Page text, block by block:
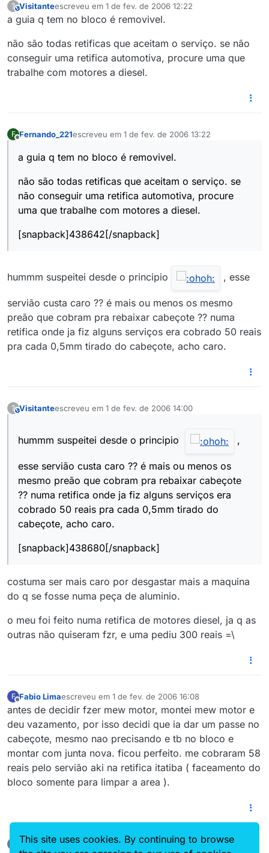
?This user is from outside of this forum
Visitanteescreveu em 1 de fev. de 2006 12:22
última edição por 2 de jan. de 2006 07:22
a guia q tem no bloco é removivel.
não são todas retificas que aceitam o serviço. se não
conseguir uma retifica automotiva, procure uma que
trabalhe com motores a diesel.
F Fernando_221escreveu em 1 de fev. de 2006 13:22
última edição por
a guia q tem no bloco é removivel.
não são todas retificas que aceitam o serviço. se
não conseguir uma retifica automotiva, procure
uma que trabalhe com motores a diesel.
[snapback]438642[/snapback]
hummm suspeitei desde o principio , esse
servião custa caro ?? é mais ou menos os mesmo
preão que cobram pra rebaixar cabeçote ?? numa
retifica onde ja fiz alguns serviços era cobrado 50 reais
pra cada 0,5mm tirado do cabeçote, acho caro.
?This user is from outside of this forum
Visitanteescreveu em 1 de fev. de 2006 14:00
última edição por
hummm suspeitei desde o principio ,
esse servião custa caro ?? é mais ou menos os
mesmo preão que cobram pra rebaixar cabeçote
?? numa retifica onde ja fiz alguns serviços era
cobrado 50 reais pra cada 0,5mm tirado do
cabeçote, acho caro.
[snapback]438680[/snapback]
costuma ser mais caro por desgastar mais a maquina
do q se fosse numa peça de aluminio.
o meu foi feito numa retifica de motores diesel, ja q as
outras não quiseram fzr, e uma pediu 300 reais =\
F
Offline
Fabio Limaescreveu em 1 de fev. de 2006 16:08
última edição por 2 de jan. de 2006 11:09
antes de decidir fzer mew motor, montei mew motor e
deu vazamento, por isso decidi que ia dar um passe no
cabeçote, mesmo nao precisando e tb no bloco e
montar com junta nova. ficou perfeito. me cobraram 58
reais pelo servião aki na retifica itatiba ( faceamento do
bloco somente para limpar a area ).
boost28escreveu em1 de fev. de 2006 19:49
This site uses cookies. By continuing to browse